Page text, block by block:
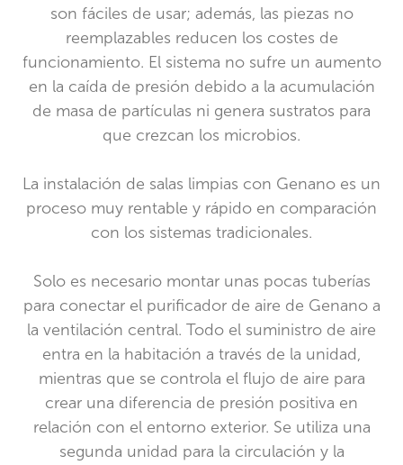
son fáciles de usar; además, las piezas no
reemplazables reducen los costes de
funcionamiento. El sistema no sufre un aumento
en la caída de presión debido a la acumulación
de masa de partículas ni genera sustratos para
que crezcan los microbios.
La instalación de salas limpias con Genano es un
proceso muy rentable y rápido en comparación
con los sistemas tradicionales.
Solo es necesario montar unas pocas tuberías
para conectar el purificador de aire de Genano a
la ventilación central. Todo el suministro de aire
entra en la habitación a través de la unidad,
mientras que se controla el flujo de aire para
crear una diferencia de presión positiva en
relación con el entorno exterior. Se utiliza una
segunda unidad para la circulación y la